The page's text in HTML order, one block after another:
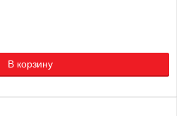
В корзину